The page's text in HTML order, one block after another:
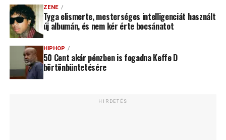
ZENE
Tyga elismerte, mesterséges intelligenciát használt
új albumán, és nem kér érte bocsánatot
HIPHOP
50 Cent akár pénzben is fogadna Keffe D
börtönbüntetésére
HIRDETÉS